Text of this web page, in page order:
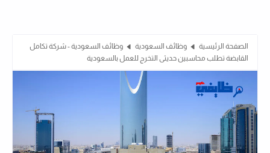
الصفحة الرئيسية وظائف السعودية
وظائف السعودية - شركة تكامل
القابضة تطلب محاسبين حديثى التخرج للعمل بالسعودية